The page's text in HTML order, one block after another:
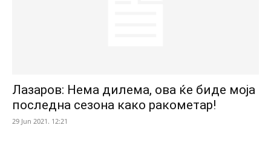
Лазаров: Нема дилема, ова ќе биде моја
последна сезона како ракометар!
29 Jun 2021. 12:21